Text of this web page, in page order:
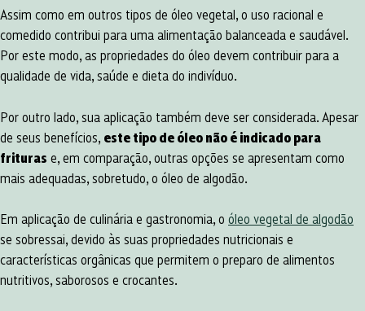
Assim como em outros tipos de óleo vegetal, o uso racional e
comedido contribui para uma alimentação balanceada e saudável.
Por este modo, as propriedades do óleo devem contribuir para a
qualidade de vida, saúde e dieta do indivíduo.
Por outro lado, sua aplicação também deve ser considerada. Apesar
de seus benefícios, este tipo de óleo não é indicado para
frituras e, em comparação, outras opções se apresentam como
mais adequadas, sobretudo, o óleo de algodão.
Em aplicação de culinária e gastronomia, o óleo vegetal de algodão
se sobressai, devido às suas propriedades nutricionais e
características orgânicas que permitem o preparo de alimentos
nutritivos, saborosos e crocantes.